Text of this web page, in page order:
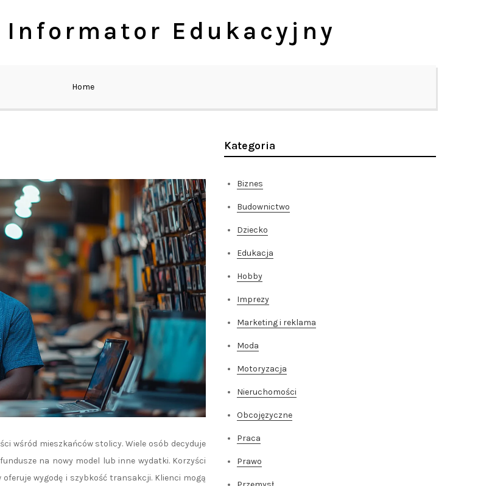
Edukacyjny
Home
wśród mieszkańców stolicy. Wiele osób decyduje
na nowy model lub inne wydatki. Korzyści
wygodę i szybkość transakcji. Klienci mogą
Kategoria
Biznes
Budownictwo
Dziecko
Edukacja
Hobby
Imprezy
Marketing i reklama
Moda
Motoryzacja
Nieruchomości
Obcojęzyczne
Praca
Prawo